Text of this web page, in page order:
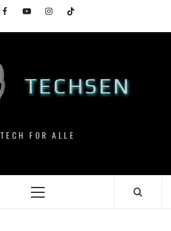
FacebookYouTubeInstagramTikTok
TECHSEN
TECH FOR ALLE
Primary